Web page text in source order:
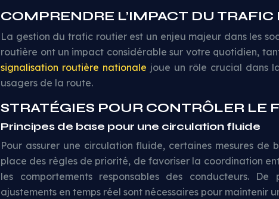
COMPRENDRE L’IMPACT DU
La gestion du trafic routier est un enjeu majeur dans les
routière ont un impact considérable sur votre quotidien,
signalisation routière nationale joue un rôle crucial dans
usagers de la route.
STRATÉGIES POUR CONTRÔLER LE
Principes de base pour une circulation fluide
Pour assurer une circulation fluide, certaines mesures de
place des règles de priorité, de favoriser la coordination
les comportements responsables des conducteurs.
ajustements en temps réel sont nécessaires pour maintenir